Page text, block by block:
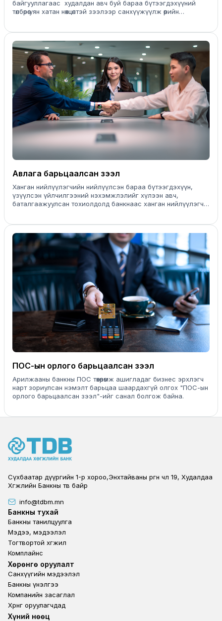
байгууллагаас худалдан авч буй бараа бүтээгдэхүүний
төлбөрөө уян хатан нөхцөлтэй зээлээр санхүүжүүлж өөрийн
Авлага барьцаалсан зээл
Ханган нийлүүлэгчийн нийлүүлсэн бараа бүтээгдэхүүн,
үзүүлсэн үйлчилгээний нэхэмжлэлийг хүлээн авч,
баталгаажуулсан тохиолдолд банкнаас ханган нийлүүлэгч
ПОС-ын орлого барьцаалсан зээл
Арилжааны банкны ПОС төхөөрөмж ашигладаг бизнес эрхлэгч
нарт зориулсан нэмэлт барьцаа шаардахгүй олгох "ПОС-ын
орлого барьцаалсан зээл"-ийг санал болгож байна.
Сүхбаатар дүүргийн 1-р хороо,Энхтайваны өргөн чөлөө 19, Худалдаа
Хөгжлийн Банкны төв байр
info@tdbm.mn
Footer
Банкны тухай
Банкны танилцуулга
Мэдээ, мэдээлэл
Тогтвортой хөгжил
Комплайнс
Footer third
Хөрөнгө оруулалт
Санхүүгийн мэдээлэл
Банкны үнэлгээ
Компанийн засаглал
Хөрөнгө оруулагчдад
Footer second
Хүний нөөц